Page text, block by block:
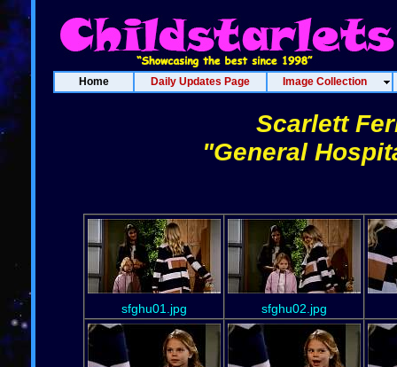
Home Daily Updates Page Image Collection
Scarlett
"General
sfghu01.jpg sfghu02.jpg